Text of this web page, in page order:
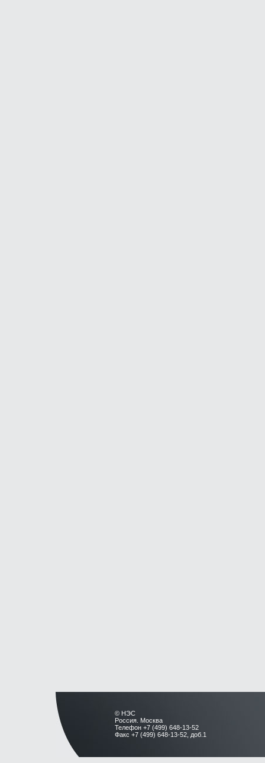
© НЭС
Россия. Москва
Телефон +7 (499) 648-13-52
Факс +7 (499) 648-13-52, доб.1